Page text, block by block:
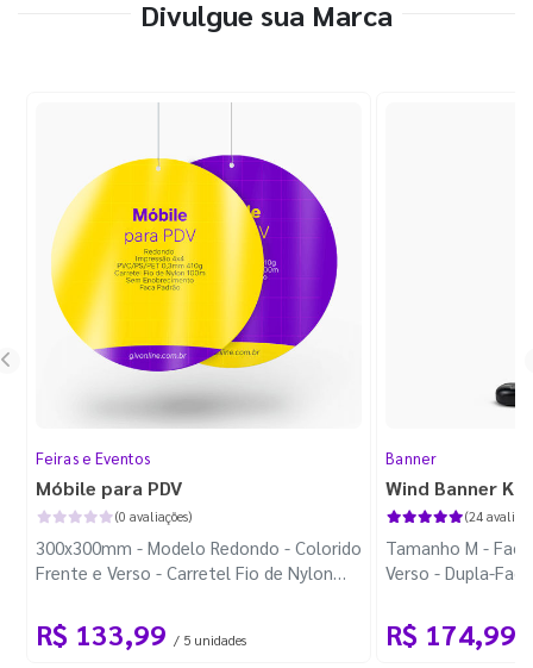
Divulgue sua Marca
Feiras e Eventos
Móbile para PDV
(0 avaliações)
300x300mm - Modelo Redondo - Colorido
Frente e Verso - Carretel Fio de Nylon
R$ 133,99 / 5 unidades
Banner
Wind Banner
(24
Tamanho M -
Verso - Dupla-
R$ 174,99